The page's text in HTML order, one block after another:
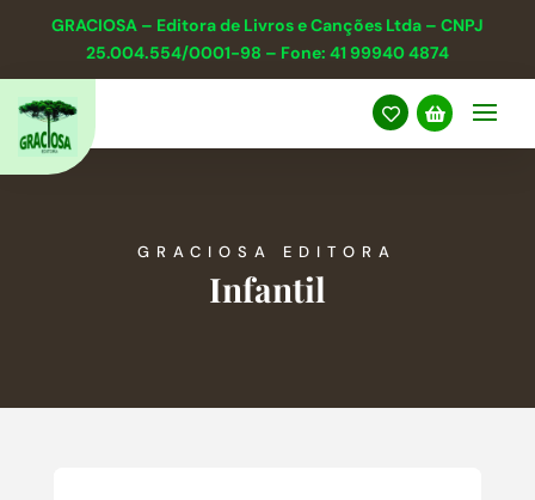
GRACIOSA – Editora de Livros e Canções Ltda – CNPJ
25.004.554/0001-98 – Fone: 41 99940 4874
 
GRACIOSA EDITORA
Infantil